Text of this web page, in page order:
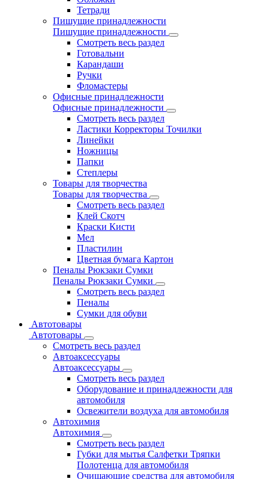
Тетради
Пишущие принадлежности
Пишущие принадлежности
Смотреть весь раздел
Готовальни
Карандаши
Ручки
Фломастеры
Офисные принадлежности
Офисные принадлежности
Смотреть весь раздел
Ластики Корректоры Точилки
Линейки
Ножницы
Папки
Степлеры
Товары для творчества
Товары для творчества
Смотреть весь раздел
Клей Скотч
Краски Кисти
Мел
Пластилин
Цветная бумага Картон
Пеналы Рюкзаки Сумки
Пеналы Рюкзаки Сумки
Смотреть весь раздел
Пеналы
Сумки для обуви
Автотовары
Автотовары
Смотреть весь раздел
Автоаксессуары
Автоаксессуары
Смотреть весь раздел
Оборудование и принадлежности для
автомобиля
Освежители воздуха для автомобиля
Автохимия
Автохимия
Смотреть весь раздел
Губки для мытья Салфетки Тряпки
Полотенца для автомобиля
Очищающие средства для автомобиля